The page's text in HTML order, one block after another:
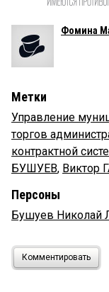
Фомина
Метки
Управление
торгов
контрактной
БУШУЕВ, Виктор
Персоны
Бушуев Николай
Комментировать